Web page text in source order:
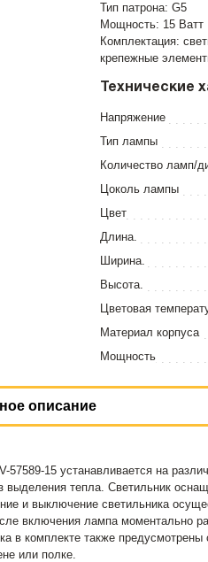
Тип патрона: G5
Мощность: 15 Ватт
Комплектация:
крепежные
Технические
Напряжение
Тип лампы
Количество ламп/
Цоколь лампы
Цвет
Длина.
Ширина.
Высота.
Цветовая
Материал корпуса
Мощность
описание
15 устанавливается на
выделения тепла. Светильник
и выключение светильника
включения лампа моментально
в комплекте также
или полке.